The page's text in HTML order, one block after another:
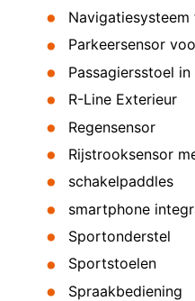
Navigatiesysteem
Parkeersensor
Passagiersstoel
R-Line Exterieur
Regensensor
Rijstrooksensor
schakelpaddles
smartphone
Sportonderstel
Sportstoelen
Spraakbediening